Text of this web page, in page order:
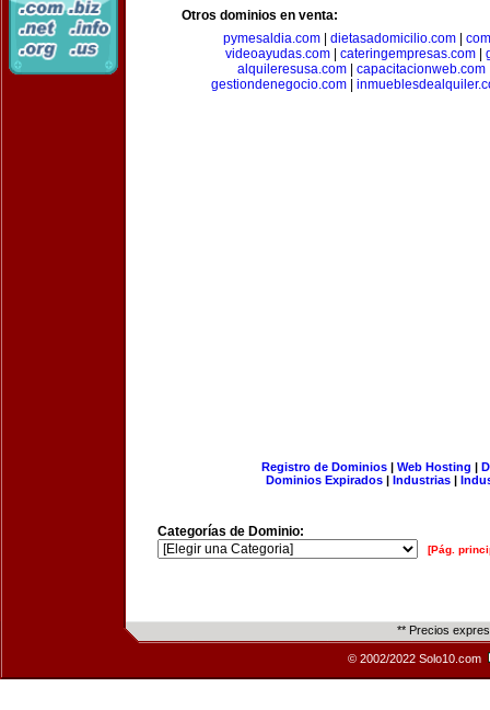
Otros dominios en venta:
pymesaldia.com| dietasadomicilio.com|
videoayudas.com| cateringempresas.com|
alquileresusa.com
capacitacionweb.com
gestiondenegocio.com|
Registro de Dominios| Web Hosting |
Dominios Expirados | Industrias |
Categorías de Dominio:
[Pág.
** Precios
© 2002/2022 Solo10.com